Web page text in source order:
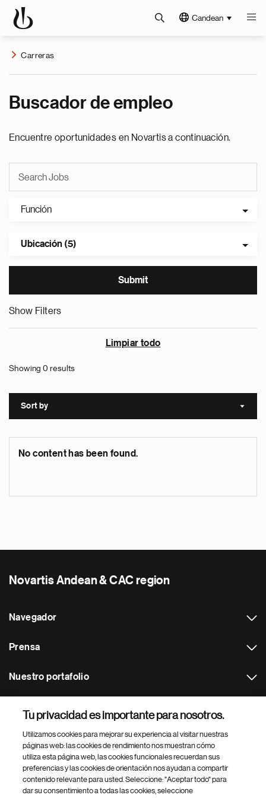
Candean
Carreras
Buscador de empleo
Encuentre oportunidades en Novartis a continuación.
Función
Ubicación (5)
Show Filters
Limpiar todo
Showing 0 results
Sort by Sort
No content has been found.
Novartis Andean & CAC region
Navegador
Prensa
Nuestro portafolio
Footer Site Search
Tu privacidad es importante para nosotros.
Utilizamos cookies para mejorar su experiencia al visitar nuestras
páginas web: las cookies de rendimiento nos muestran cómo
utiliza esta página web, las cookies funcionales recuerdan sus
preferencias y las cookies de orientación nos ayudan a compartir
contenido relevante para usted. Seleccione: "Aceptar todo" para
dar su consentimiento a todas las cookies, seleccione